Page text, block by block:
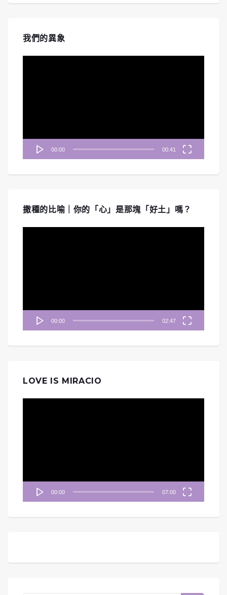
我們的異象
00:00 00:41
撒種的比喻｜你的「心」是那塊「好土」嗎？
00:00 02:47
LOVE IS MIRACIO
00:00 07:00